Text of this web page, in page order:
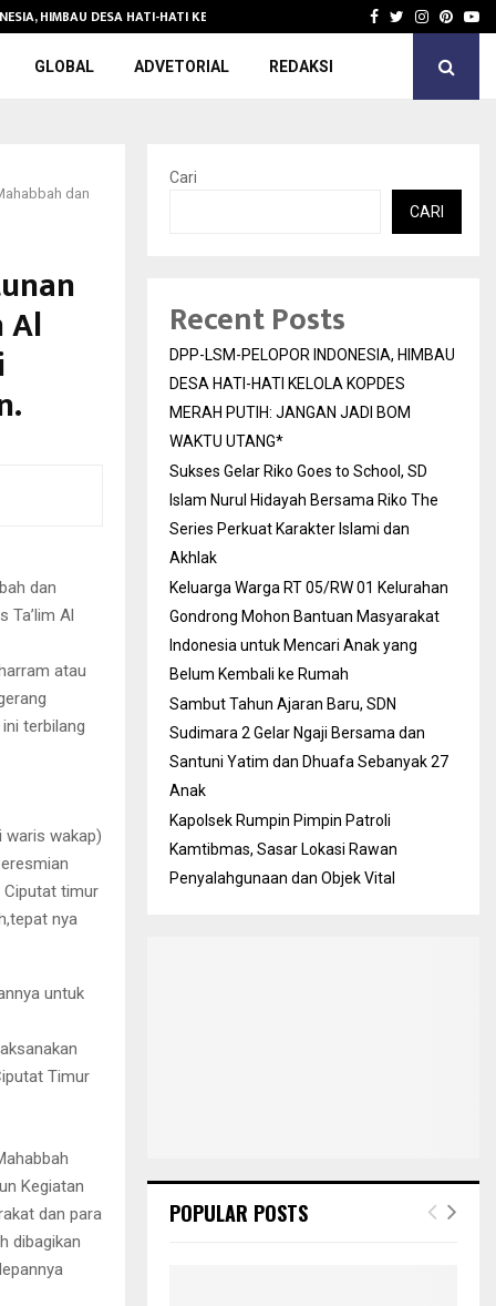
HIMBAU DESA HATI-HATI KELOLA KOPDES… Sukses
Facebook
Twitter
GLOBAL ADVETORIAL REDAKSI
dan
Al
dan
Ta’lim Al
atau
terbilang
waris wakap)
Ciputat timur
nya
untuk
Timur
Kegiatan
dan para
dibagikan
Cari
CARI
Recent Posts
DPP-LSM-PELOPOR INDONESIA, HIMBAU
DESA HATI-HATI KELOLA KOPDES
MERAH PUTIH: JANGAN JADI BOM
WAKTU UTANG*
Sukses Gelar Riko Goes to School, SD
Islam Nurul Hidayah Bersama Riko The
Series Perkuat Karakter Islami dan
Akhlak
Keluarga Warga RT 05/RW 01 Kelurahan
Gondrong Mohon Bantuan Masyarakat
Indonesia untuk Mencari Anak yang
Belum Kembali ke Rumah
Sambut Tahun Ajaran Baru, SDN
Sudimara 2 Gelar Ngaji Bersama dan
Santuni Yatim dan Dhuafa Sebanyak 27
Anak
Kapolsek Rumpin Pimpin Patroli
Kamtibmas, Sasar Lokasi Rawan
Penyalahgunaan dan Objek Vital
POPULAR POSTS